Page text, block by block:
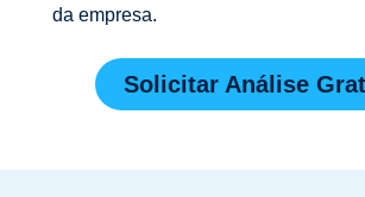
da empresa.
Solicitar Análise